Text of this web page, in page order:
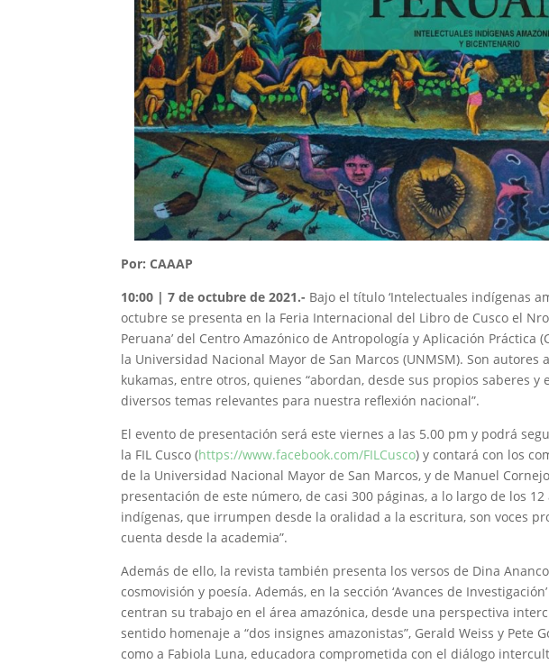
Por: CAAAP
10:00 | 7 de octubre de 2021.- Bajo el título ‘Intelectuales indígenas
octubre se presenta en la Feria Internacional del Libro de Cusco el
Peruana’ del Centro Amazónico de Antropología y Aplicación Práctica
la Universidad Nacional Mayor de San Marcos (UNMSM). Son autores
kukamas, entre otros, quienes “abordan, desde sus propios saberes
diversos temas relevantes para nuestra reflexión nacional”.
El evento de presentación será este viernes a las 5.00 pm y podrá
la FIL Cusco (https://www.facebook.com/FILCusco) y contará con los
de la Universidad Nacional Mayor de San Marcos, y de Manuel
presentación de este número, de casi 300 páginas, a lo largo de los
indígenas, que irrumpen desde la oralidad a la escritura, son voces
cuenta desde la academia”.
Además de ello, la revista también presenta los versos de Dina
cosmovisión y poesía. Además, en la sección ‘Avances de
centran su trabajo en el área amazónica, desde una perspectiva
sentido homenaje a “dos insignes amazonistas”, Gerald Weiss y Pete
como a Fabiola Luna, educadora comprometida con el diálogo